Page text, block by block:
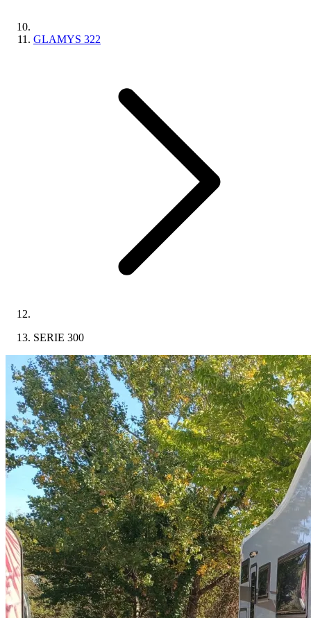
GLAMYS 322
SERIE 300